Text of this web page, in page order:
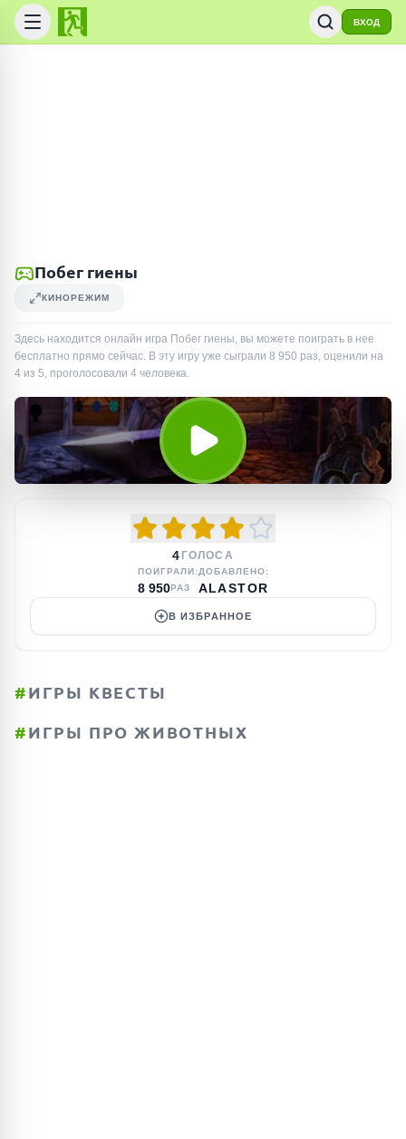
ВХОД
Побег гиены
КИНОРЕЖИМ
Здесь находится онлайн игра Побег гиены, вы можете поиграть в нее
бесплатно прямо сейчас. В эту игру уже сыграли 8 950 раз, оценили на
4 из 5, проголосовали 4 человека.
4 ГОЛОСА
ПОИГРАЛИ:
8 950РАЗ
ДОБАВЛЕНО:
ALASTOR
В ИЗБРАННОЕ
#ИГРЫ КВЕСТЫ
#ИГРЫ ПРО ЖИВОТНЫХ